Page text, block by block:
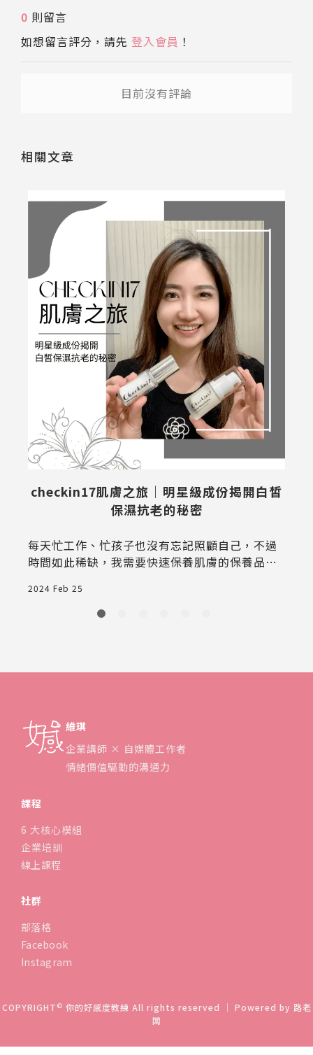
0 則留言
如想留言評分，請先 登入會員 ！
目前沒有評論
相關文章
checkin17肌膚之旅｜明星級成份揭開白皙
保濕抗老的秘密
每天忙工作、忙孩子也沒有忘記照顧自己，不過
時間如此稀缺，我需要快速保養肌膚的保養品，
heckin17肌膚之旅美白A醇胜肽超能粉的影片，
竟然是粉狀的精華液，嚐鮮實測來了！
2024 Feb 25
維琪
企業講師 × 自媒體工作者
情緒價值驅動的溝通力
課程
6 大核心模組
企業培訓
線上課程
社群
部落格
Facebook
Instagram
COPYRIGHT © 你的好感度教練 All rights reserved ｜ Powered by 路老
闆